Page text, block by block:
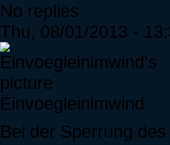
No replies
Thu, 08/01/2013 -
Einvoegleinimwind
Bei der Sperrung